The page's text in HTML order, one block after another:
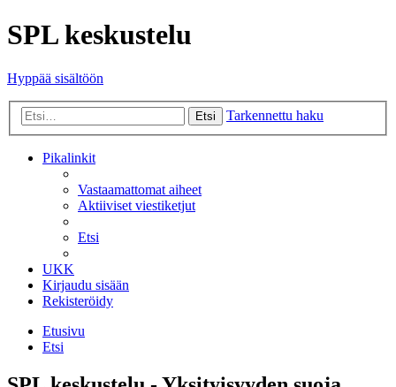
SPL keskustelu
Hyppää sisältöön
Etsi Tarkennettu haku
Pikalinkit
Vastaamattomat aiheet
Aktiiviset viestiketjut
Etsi
UKK
Kirjaudu sisään
Rekisteröidy
Etusivu
Etsi